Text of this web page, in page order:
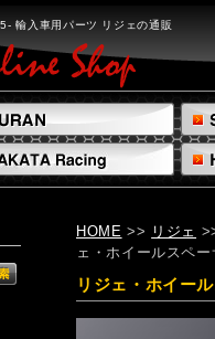
輸入車用パーツ リジェの通販
HOME >> リジェ
ェ・ホイールスペ
リジェ・ホイー